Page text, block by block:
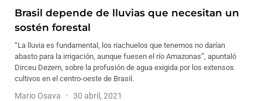
Brasil depende de lluvias que necesitan un
sostén forestal
“La lluvia es fundamental, los riachuelos que tenemos no darían
abasto para la irrigación, aunque fuesen el río Amazonas”, apuntaló
Dirceu Dezem, sobre la profusión de agua exigida por los extensos
cultivos en el centro-oeste de Brasil.
Mario Osava 30 abril, 2021